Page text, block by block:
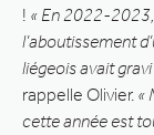
! « En 2022-
l’aboutissement
liégeois avait
rappelle Olivier. «
cette année est